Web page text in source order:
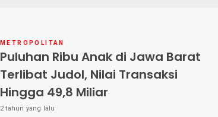
METROPOLITAN
Puluhan Ribu Anak di Jawa Barat
Terlibat Judol, Nilai Transaksi
Hingga 49,8 Miliar
2 tahun yang lalu